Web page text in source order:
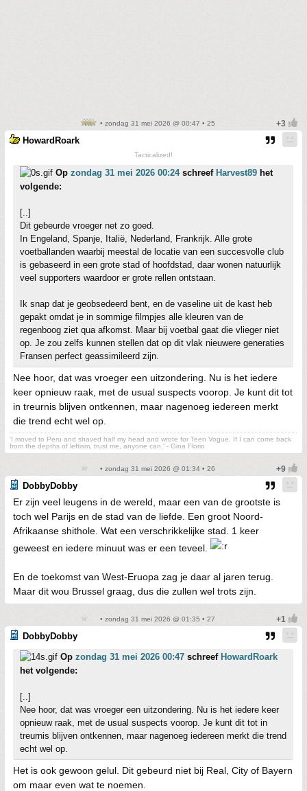
• zondag 31 mei 2026 @ 00:47 • 25
HowardRoark
Tacticalized!
Op zondag 31 mei 2026 00:24schreef Harvest89 het
volgende:
[..]
Dit gebeurde vroeger net zo goed.
In Engeland, Spanje, Italië, Nederland, Frankrijk. Alle grote
voetballanden waarbij meestal de locatie van een succesvolle club
is gebaseerd in een grote stad of hoofdstad, daar wonen natuurlijk
veel supporters waardoor er grote rellen ontstaan.
Ik snap dat je geobsedeerd bent, en de vaseline uit de kast heb
gepakt omdat je in sommige filmpjes alle kleuren van de
regenboog ziet qua afkomst. Maar bij voetbal gaat die vlieger niet
op. Je zou zelfs kunnen stellen dat op dit vlak nieuwere generaties
Fransen perfect geassimileerd zijn.
Nee hoor, dat was vroeger een uitzondering. Nu is het iedere
keer opnieuw raak, met de usual suspects voorop. Je kunt dit tot
in treurnis blijven ontkennen, maar nagenoeg iedereen merkt
die trend echt wel op.
'I moved to Peru and shaved half my head and wrote for Teen Vogue. If I can come back
from the depths of leftism, trust me, anyone can.' - Gina Florio
• zondag 31 mei 2026 @ 01:34 • 26
DobbyDobby
Er zijn veel leugens in de wereld, maar een van de grootste is
toch wel Parijs en de stad van de liefde. Een groot Noord-
Afrikaanse shithole. Wat een verschrikkelijke stad. 1 keer
geweest en iedere minuut was er een teveel.
En de toekomst van West-Eruopa zag je daar al jaren terug.
Maar dit wou Brussel graag, dus die zullen wel trots zijn.
• zondag 31 mei 2026 @ 01:35 • 27
DobbyDobby
Op zondag 31 mei 2026 00:47 schreef HowardRoark
het volgende:
[..]
Nee hoor, dat was vroeger een uitzondering. Nu is het iedere keer
opnieuw raak, met de usual suspects voorop. Je kunt dit tot in
treurnis blijven ontkennen, maar nagenoeg iedereen merkt die trend
echt wel op.
Het is ook gewoon gelul. Dit gebeurd niet bij Real, City of Bayern
om maar even wat te noemen.